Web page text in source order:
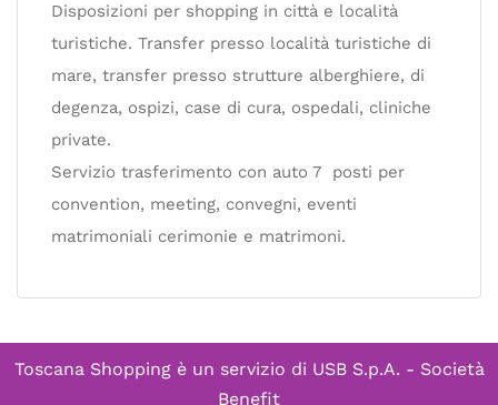
Disposizioni per shopping in città e località
turistiche. Transfer presso località turistiche di
mare, transfer presso strutture alberghiere, di
degenza, ospizi, case di cura, ospedali, cliniche
private.
Servizio trasferimento con auto 7 posti per
convention, meeting, convegni, eventi
matrimoniali cerimonie e matrimoni.
Toscana Shopping è un servizio di USB S.p.A. - Società
Benefit